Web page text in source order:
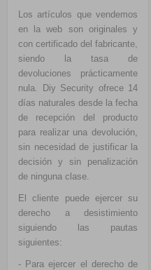
Los artículos que vendemos
en la web son originales y
con certificado del fabricante,
siendo la tasa de
devoluciones prácticamente
nula. Diy Security ofrece 14
días naturales desde la fecha
de recepción del producto
para realizar una devolución,
sin necesidad de justificar la
decisión y sin penalización
de ninguna clase.
El cliente puede ejercer su
derecho a desistimiento
siguiendo las pautas
siguientes:
- Para ejercer el derecho de